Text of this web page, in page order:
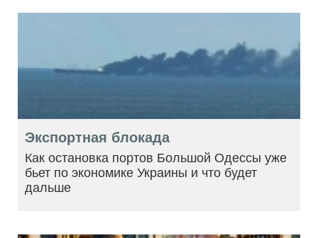
Экспортная блокада
Как остановка портов Большой Одессы уже
бьет по экономике Украины и что будет
дальше